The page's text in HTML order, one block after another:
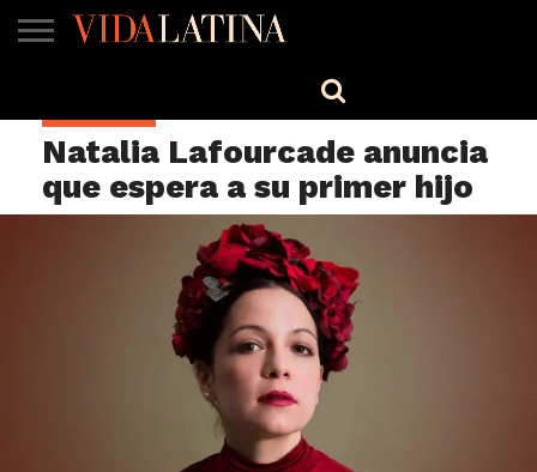
TV
Natalia Lafourcade anuncia
que espera a su primer hijo